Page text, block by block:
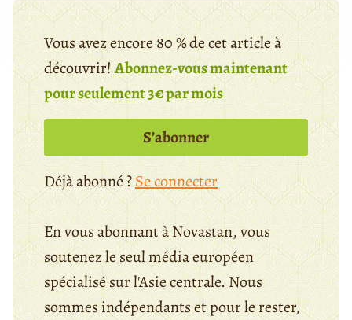
Vous avez encore 80 % de cet article à
découvrir!Abonnez-vous maintenant
pour seulement 3€ par mois
S’abonner
Déjà abonné ?Se connecter
En vous abonnant à Novastan, vous
soutenez le seul média européen
spécialisé sur l'Asie centrale. Nous
sommes indépendants et pour le rester,